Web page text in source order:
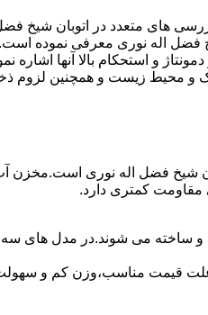
های متعدد در اتوبان شیخ
فضل اله نوری معرفی نموده است.
و استحکام بالا آنها اشاره
محیط زیست و همچنین لزوم
شیخ فضل اله نوری است.مخزن
مقاومت کمتری دارد.
و ساخته می شوند.در مدل های سه
قیمت مناسب،وزن کم و